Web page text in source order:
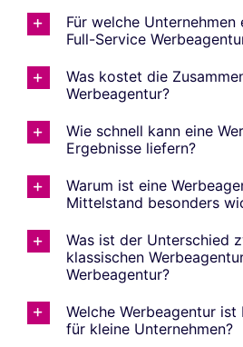
Für welche
Full-Service
Was kostet die
Werbeagentur?
Wie schnell kann eine
Ergebnisse liefern?
Warum ist eine
Mittelstand besonders
Was ist der Unterschied
klassischen
Werbeagentur?
Welche Werbeagentur
für kleine Unternehmen?